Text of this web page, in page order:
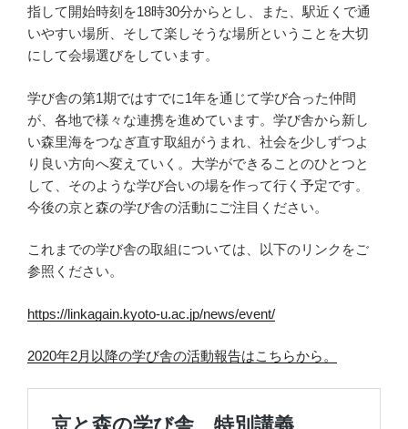
指して開始時刻を18時30分からとし、また、駅近くで通
いやすい場所、そして楽しそうな場所ということを大切
にして会場選びをしています。
学び舎の第1期ではすでに1年を通じて学び合った仲間
が、各地で様々な連携を進めています。学び舎から新し
い森里海をつなぎ直す取組がうまれ、社会を少しずつよ
り良い方向へ変えていく。大学ができることのひとつと
して、そのような学び合いの場を作って行く予定です。
今後の京と森の学び舎の活動にご注目ください。
これまでの学び舎の取組については、以下のリンクをご
参照ください。
https://linkagain.kyoto-u.ac.jp/news/event/
2020年2月以降の学び舎の活動報告はこちらから。